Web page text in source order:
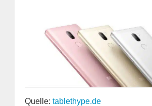
Quelle: tablethype.de